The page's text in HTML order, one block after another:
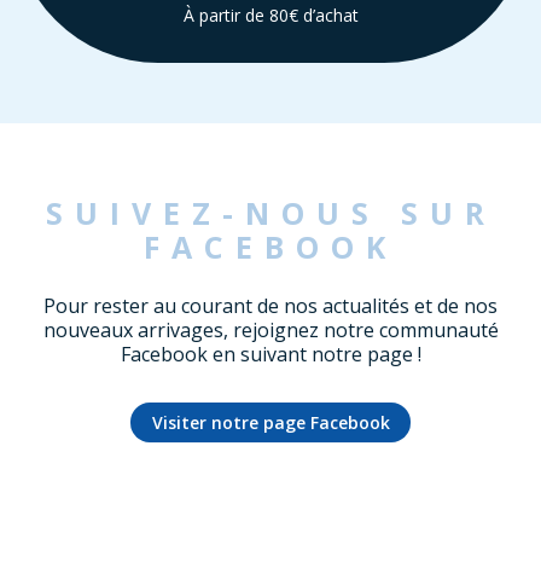
À partir de 80€ d’achat
SUIVEZ-NOUS SUR
FACEBOOK
Pour rester au courant de nos actualités et de nos
nouveaux arrivages, rejoignez notre communauté
Facebook en suivant notre page !
Visiter notre page Facebook